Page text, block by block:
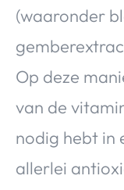
(waaronder
Op deze
van de
nodig hebt in
allerlei